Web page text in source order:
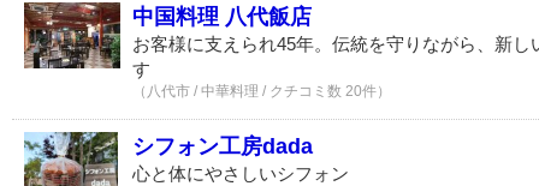
中国料理 八代飯店
お客様に支えられ45年。伝統を守りながら、新
す
（八代市 / 中華料理 / クチコミ数 20件）
シフォン工房dada
心と体にやさしいシフォン